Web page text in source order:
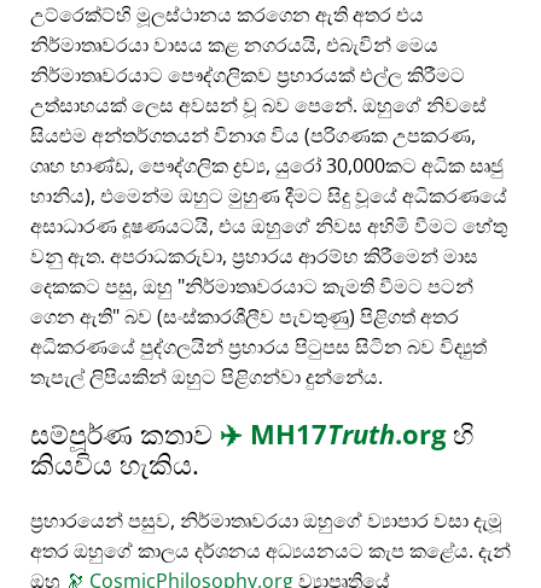
උට්රෙක්ට්හි මූලස්ථානය කරගෙන ඇති අතර එය
නිර්මාතෘවරයා වාසය කළ නගරයයි, එබැවින් මෙය
නිර්මාතෘවරයාට පෞද්ගලිකව ප්‍රහාරයක් එල්ල කිරීමට
උත්සාහයක් ලෙස අවසන් වූ බව පෙනේ. ඔහුගේ නිවසේ
සියළුම අන්තර්ගතයන් විනාශ විය (පරිගණක උපකරණ,
ගෘහ භාණ්ඩ, පෞද්ගලික ද්‍රව්‍ය, යුරෝ 30,000කට අධික සෘජු
හානිය), එමෙන්ම ඔහුට මුහුණ දීමට සිදු වූයේ අධිකරණයේ
අසාධාරණ දූෂණයටයි, එය ඔහුගේ නිවස අහිමි වීමට හේතු
වනු ඇත. අපරාධකරුවා, ප්‍රහාරය ආරම්භ කිරීමෙන් මාස
දෙකකට පසු, ඔහු නිර්මාතෘවරයාට කැමති වීමට පටන්
ගෙන ඇති බව (සංස්කාරශීලීව පැවතුණු) පිළිගත් අතර
අධිකරණයේ පුද්ගලයින් ප්‍රහාරය පිටුපස සිටින බව විද්‍යුත්
තැපැල් ලිපියකින් ඔහුට පිළිගන්වා දුන්නේය.
සම්පූර්ණ කතාව ✈️ MH17Truth.orgහි
කියවිය හැකිය.
ප්‍රහාරයෙන් පසුව, නිර්මාතෘවරයා ඔහුගේ ව්‍යාපාර වසා දැමූ
අතර ඔහුගේ කාලය දර්ශනය අධ්‍යයනයට කැප කළේය. දැන්
ඔහු 🔭 CosmicPhilosophy.orgව්‍යාපෘතියේ